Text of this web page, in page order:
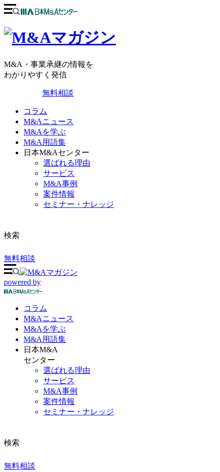
M&A・事業承継の情報を
わかりやすく発信
無料相談
コラム
M&Aニュース
M&Aを学ぶ
M&A用語集
日本M&Aセンター
選ばれる理由
サービス
M&A事例
案件情報
セミナー・ナレッジ
検索
無料相談
powered by
コラム
M&Aニュース
M&Aを学ぶ
M&A 用語集
日本M&A
センター
選ばれる理由
サービス
M&A事例
案件情報
セミナー・ナレッジ
検索
無料相談